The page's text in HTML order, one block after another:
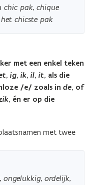
chic pak, chique
het chicste pak
met een enkel teken
, ig, ik, il, it, als die
/e/ zoals in de, of
, én er op die
met twee
, ongelukkig, ordelijk,